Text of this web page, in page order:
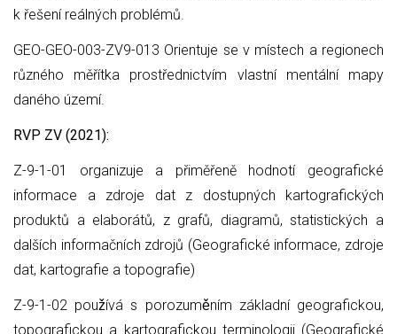
k řešení reálných problémů.
GEO-GEO-003-ZV9-013 Orientuje se v místech a regionech
různého měřítka prostřednictvím vlastní mentální mapy
daného území.
RVP ZV (2021):
Z-9-1-01 organizuje a přiměřeně hodnotí geografické
informace a zdroje dat z dostupných kartografických
produktů a elaborátů, z grafů, diagramů, statistických a
dalších informačních zdrojů (Geografické informace, zdroje
dat, kartografie a topografie)
Z-9-1-02 používá s porozuměním základní geografickou,
topografickou a kartografickou terminologii (Geografické